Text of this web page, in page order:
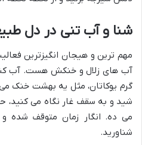
شنا و آب تنی در دل
مهم ترین و هیجان انگیزترین
آب های زلال و خنکش هست. آب
گرم یوکاتان، مثل یه بهشت خنک
شید و به سقف غار نگاه می
می ده. انگار زمان متوقف شده
شناورید.